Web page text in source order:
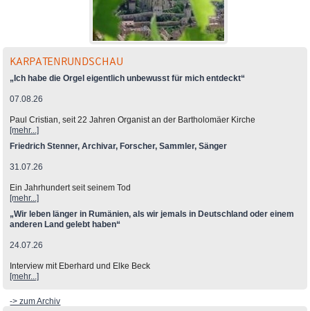
KARPATENRUNDSCHAU
„Ich habe die Orgel eigentlich unbewusst für mich entdeckt“
07.08.26
Paul Cristian, seit 22 Jahren Organist an der Bartholomäer Kirche
[mehr...]
Friedrich Stenner, Archivar, Forscher, Sammler, Sänger
31.07.26
Ein Jahrhundert seit seinem Tod
[mehr...]
„Wir leben länger in Rumänien, als wir jemals in Deutschland oder einem
anderen Land gelebt haben“
24.07.26
Interview mit Eberhard und Elke Beck
[mehr...]
-> zum Archiv